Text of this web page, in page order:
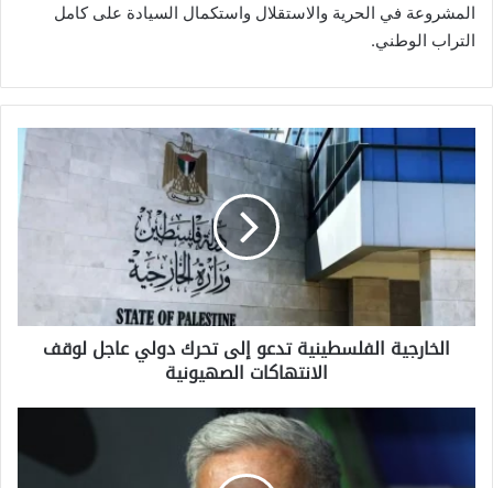
المشروعة في الحرية والاستقلال واستكمال السيادة على كامل
التراب الوطني.
الفلسطينية
تدعو
دولي
لوقف
الانتهاكات
الصهيونية
الخارجية الفلسطينية تدعو إلى تحرك دولي عاجل لوقف
الانتهاكات الصهيونية
بيتكوفيتش